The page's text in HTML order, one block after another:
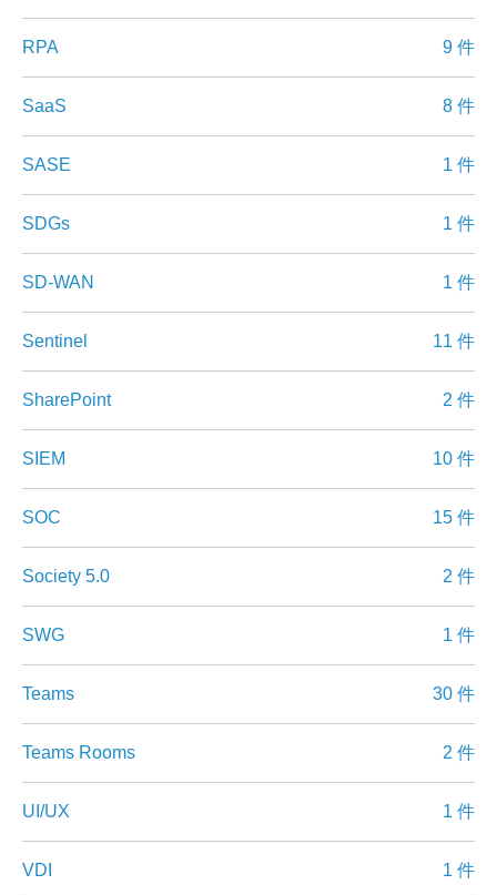
RPA 9 件
SaaS 8 件
SASE 1 件
SDGs 1 件
SD-WAN 1 件
Sentinel 11 件
SharePoint 2 件
SIEM 10 件
SOC 15 件
Society 5.0 2 件
SWG 1 件
Teams 30 件
Teams Rooms 2 件
UI/UX 1 件
VDI 1 件